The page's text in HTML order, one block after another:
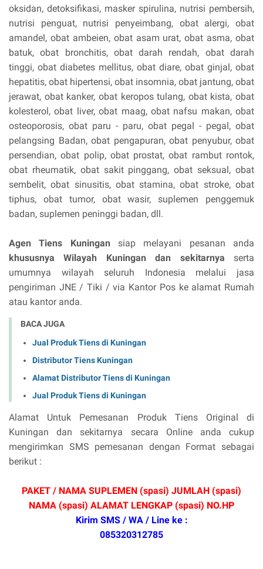
oksidan, detoksifikasi, masker spirulina, nutrisi pembersih,
nutrisi penguat, nutrisi penyeimbang, obat alergi, obat
amandel, obat ambeien, obat asam urat, obat asma, obat
batuk, obat bronchitis, obat darah rendah, obat darah
tinggi, obat diabetes mellitus, obat diare, obat ginjal, obat
hepatitis, obat hipertensi, obat insomnia, obat jantung, obat
jerawat, obat kanker, obat keropos tulang, obat kista, obat
kolesterol, obat liver, obat maag, obat nafsu makan, obat
osteoporosis, obat paru - paru, obat pegal - pegal, obat
pelangsing Badan, obat pengapuran, obat penyubur, obat
persendian, obat polip, obat prostat, obat rambut rontok,
obat rheumatik, obat sakit pinggang, obat seksual, obat
sembelit, obat sinusitis, obat stamina, obat stroke, obat
tiphus, obat tumor, obat wasir, suplemen penggemuk
badan, suplemen peninggi badan, dll.
Agen Tiens Kuningan siap melayani pesanan anda
khususnya Wilayah Kuningan dan sekitarnya serta
umumnya wilayah seluruh Indonesia melalui jasa
pengiriman JNE / Tiki / via Kantor Pos ke alamat Rumah
atau kantor anda.
BACA JUGA
Jual Produk Tiens di Kuningan
Distributor Tiens Kuningan
Alamat Distributor Tiens di Kuningan
Jual Produk Tiens di Kuningan
Alamat Untuk Pemesanan Produk Tiens Original di
Kuningan dan sekitarnya secara Online anda cukup
mengirimkan SMS pemesanan dengan Format sebagai
berikut :
PAKET / NAMA SUPLEMEN (spasi) JUMLAH (spasi)
NAMA (spasi) ALAMAT LENGKAP (spasi) NO.HP
Kirim SMS / WA / Line ke :
085320312785